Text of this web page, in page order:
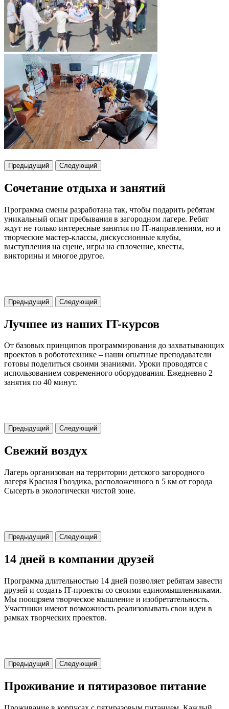
Предыдущий Следующий
Сочетание отдыха и занятий
Программа смены разработана так, чтобы подарить ребятам
уникальный опыт пребывания в загородном лагере. Ребят
ждут не только интересные занятия по IT-направлениям, но и
творческие мастер-классы, дискуссионные клубы,
выступления на сцене, игры на сплочение, квесты,
викторины и многое другое.
Предыдущий Следующий
Лучшее из наших IT-курсов
От базовых принципов программирования до захватывающих
проектов в робототехнике – наши опытные преподаватели
готовы поделиться своими знаниями. Уроки проводятся с
использованием современного оборудования. Ежедневно 2
занятия по 40 минут.
Предыдущий Следующий
Свежий воздух
Лагерь организован на территории детского загородного
лагеря Красная Гвоздика, расположенного в 5 км от города
Сысерть в экологически чистой зоне.
Предыдущий Следующий
14 дней в компании друзей
Программа длительностью 14 дней позволяет ребятам завести
друзей и создать IT-проекты со своими единомышленниками.
Мы поощряем творческое мышление и изобретательность.
Участники имеют возможность реализовывать свои идеи в
рамках творческих проектов.
Предыдущий Следующий
Проживание и пятиразовое питание